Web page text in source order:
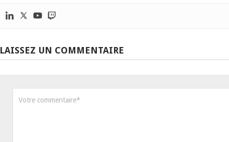
LAISSEZ UN COMMENTAIRE